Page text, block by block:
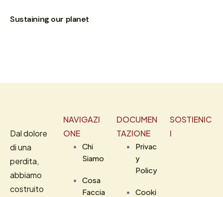
Sustaining our planet
Dal dolore
di una
perdita,
abbiamo
costruito
NAVIGAZI
ONE
Chi
Siamo
Cosa
Faccia
DOCUMEN
TAZIONE
Privac
y
Policy
Cooki
SOSTIENIC
I